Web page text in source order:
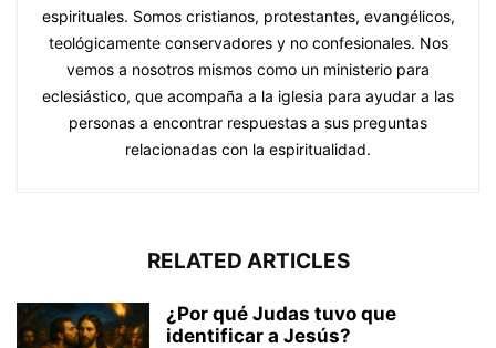
espirituales. Somos cristianos, protestantes, evangélicos,
teológicamente conservadores y no confesionales. Nos
vemos a nosotros mismos como un ministerio para
eclesiástico, que acompaña a la iglesia para ayudar a las
personas a encontrar respuestas a sus preguntas
relacionadas con la espiritualidad.
RELATED ARTICLES
¿Por qué Judas tuvo que
identificar a Jesús?